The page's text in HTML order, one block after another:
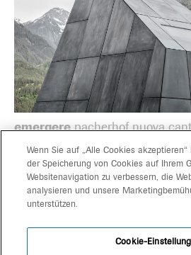
emergerepacherhof nuova
progetti
gerd
Wenn Sie auf „Alle Cookies
der Speicherung von Cookies auf Ihrem
Websitenavigation zu verbessern, die
analysieren und unsere
unterstützen.
Cookie-